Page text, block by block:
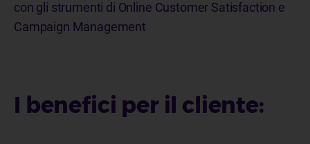
con gli strumenti di Online Customer Satisfaction e
Campaign Management
I benefici per il cliente: